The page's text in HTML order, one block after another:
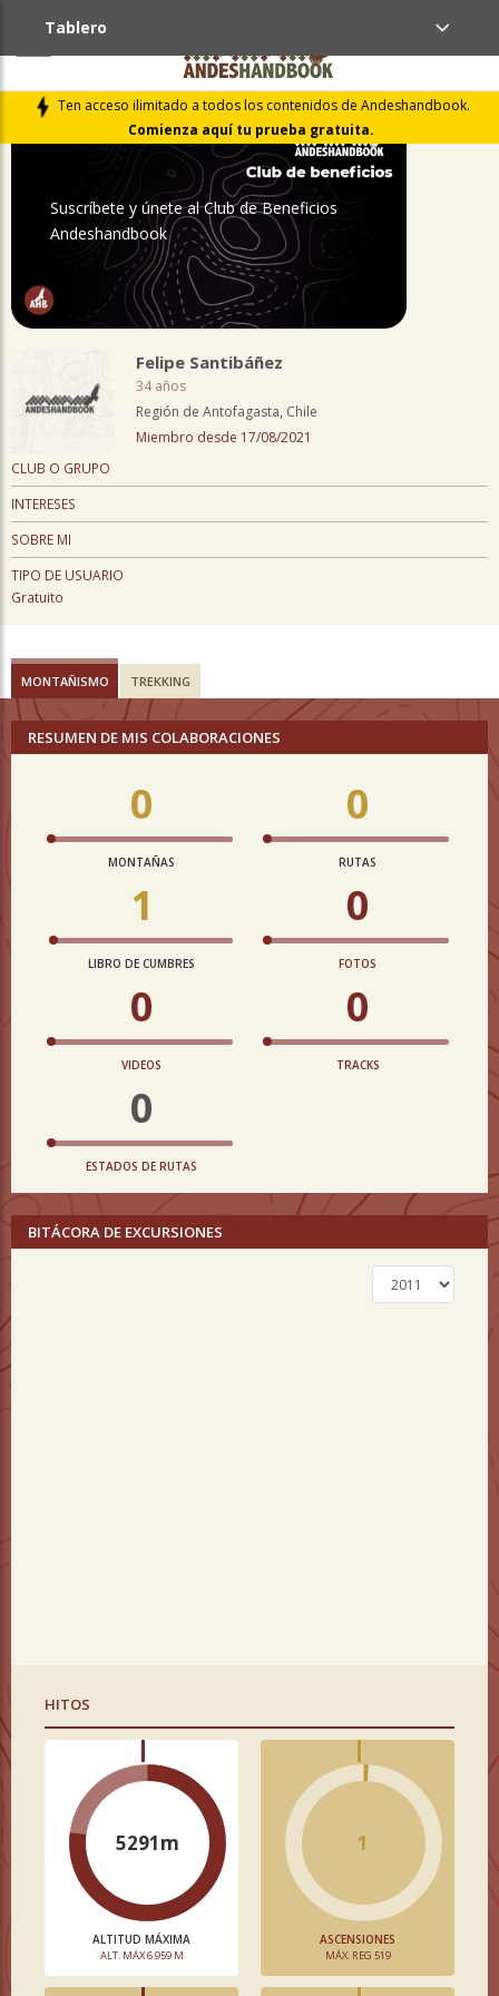
Ten acceso ilimitado a todos los contenidos de Andeshandbook.
Comienza aquí tu prueba gratuita.
Tablero
Suscríbete y únete al Club de Beneficios
Andeshandbook
Felipe Santibáñez
34 años
Región de Antofagasta, Chile
Miembro desde 17/08/2021
CLUB O GRUPO
INTERESES
SOBRE MI
TIPO DE USUARIO
Gratuito
MONTAÑISMO TREKKING
RESUMEN DE MIS COLABORACIONES
0
MONTAÑAS
0
RUTAS
1
LIBRO DE CUMBRES
0
FOTOS
0
VIDEOS
0
TRACKS
0
ESTADOS DE RUTAS
BITÁCORA DE EXCURSIONES
HITOS
5291m
ALTITUD MÁXIMA
ALT. MÁX 6.959 M
1
ASCENSIONES
MÁX. REG 519